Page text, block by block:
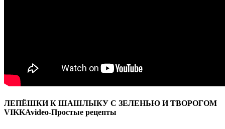
ЛЕПЁШКИ К ШАШЛЫКУ С ЗЕЛЕНЬЮ И ТВОРОГОМ
VIKKAvideo-Простые рецепты